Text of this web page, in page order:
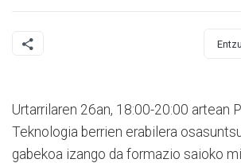
Urtarrilaren 26an, 18:00-20:00 artean
Teknologia berrien erabilera
gabekoa izango da formazio saioko